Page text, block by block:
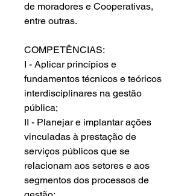
de moradores e Cooperativas,
entre outras.
COMPETÊNCIAS:
I - Aplicar princípios e
fundamentos técnicos e teóricos
interdisciplinares na gestão
pública;
II - Planejar e implantar ações
vinculadas à prestação de
serviços públicos que se
relacionam aos setores e aos
segmentos dos processos de